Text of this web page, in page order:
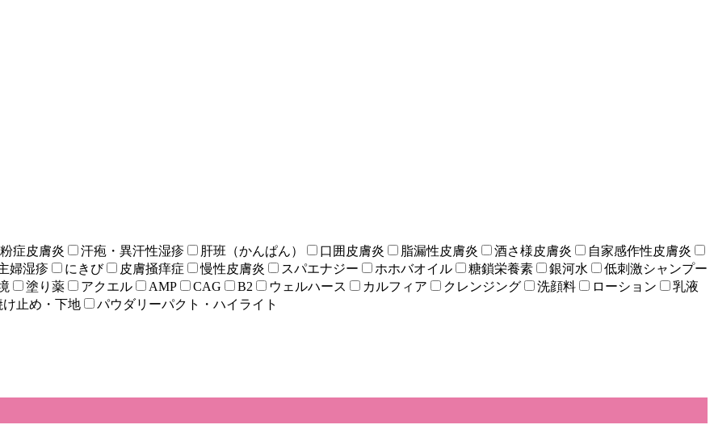
症皮膚炎 汗疱・異汗性湿疹 肝班（かんぱん） 口囲皮膚炎 脂漏性皮膚炎 酒さ様皮膚炎
自家感作性皮膚炎
婦湿疹 にきび 皮膚掻痒症 慢性皮膚炎 スパエナジー ホホバオイル 糖鎖栄養素 銀河水
低刺激シャンプー
塗り薬 アクエル AMP CAG B2 ウェルハース カルフィア クレンジング 洗顔料 ローション
乳液
け止め・下地 パウダリーパクト・ハイライト